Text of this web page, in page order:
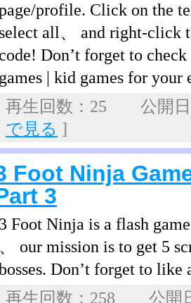
profile. Click on the
select all、 and right-click
code! Don’t forget to
games | kid games for your
再生回数：25 公開
で見る ]
Foot Ninja
3
3 Foot Ninja is a flash
、 our mission is to get 5
Don’t forget to like
再生回数：258 公開